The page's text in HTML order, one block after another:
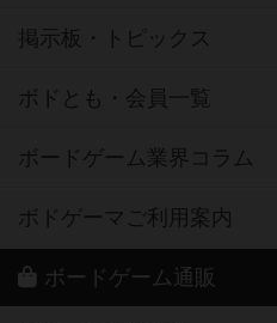
掲示板・トピックス
ボドとも・会員一覧
ボードゲーム業界コラム
ボドゲーマご利用案内
ボードゲーム通販